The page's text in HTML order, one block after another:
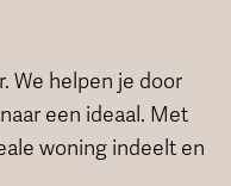
We helpen je door
een ideaal. Met
woning indeelt en